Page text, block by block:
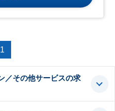
1
／その他サービスの求